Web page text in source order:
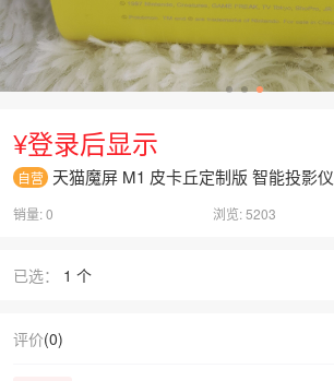
¥登录后显示
自营 天猫魔屏 M1 皮卡丘定制版 智能投影仪
销量: 0 浏览: 5203
已选： 1 个
评价(0)